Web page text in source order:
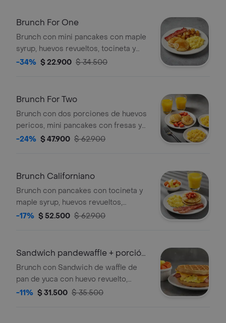
Brunch For One
Brunch con mini pancakes con maple
syrup, huevos revueltos, tocineta y
papas rostizadas.
-34% $ 22.900 $ 34.500
Brunch For Two
Brunch con dos porciones de huevos
pericos, mini pancakes con fresas y
maple syrup y dos jugos de naranja.
-24% $ 47.900 $ 62.900
Brunch Californiano
Brunch con pancakes con tocineta y
maple syrup, huevos revueltos,
porción de fruta y bebida a elección.
-17% $ 52.500 $ 62.900
Sandwich pandewaffle + porción
de fruta
Brunch con Sandwich de waffle de
pan de yuca con huevo revuelto,
queso cheddar, tocineta crocante y
-11% $ 31.500 $ 35.500